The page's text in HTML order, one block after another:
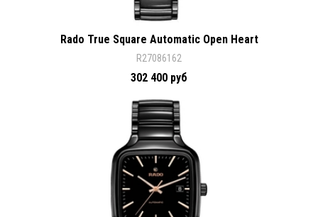
Rado True Square Automatic Open Heart
R27086162
302 400 руб